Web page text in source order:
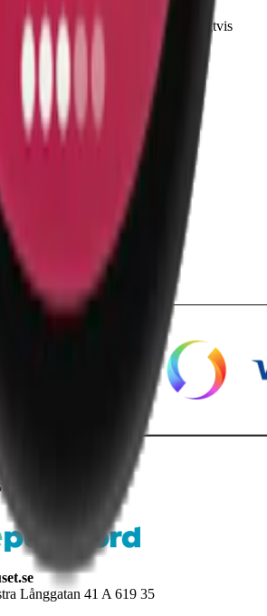
dagar 08:00 - 18:00 Vi svarar vanligtvis
Långgatan 41 A 619 35